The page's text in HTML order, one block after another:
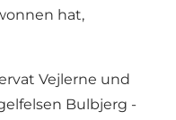
hat,
Vejlerne und
Bulbjerg -